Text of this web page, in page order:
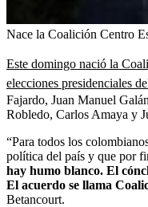
Nace la Coalición Centro
Este domingo nació la
elecciones presidenciales
Fajardo, Juan Manuel
Robledo, Carlos Amaya y
“Para todos los
política del país y que por
hay humo blanco. El
El acuerdo se llama
Betancourt.